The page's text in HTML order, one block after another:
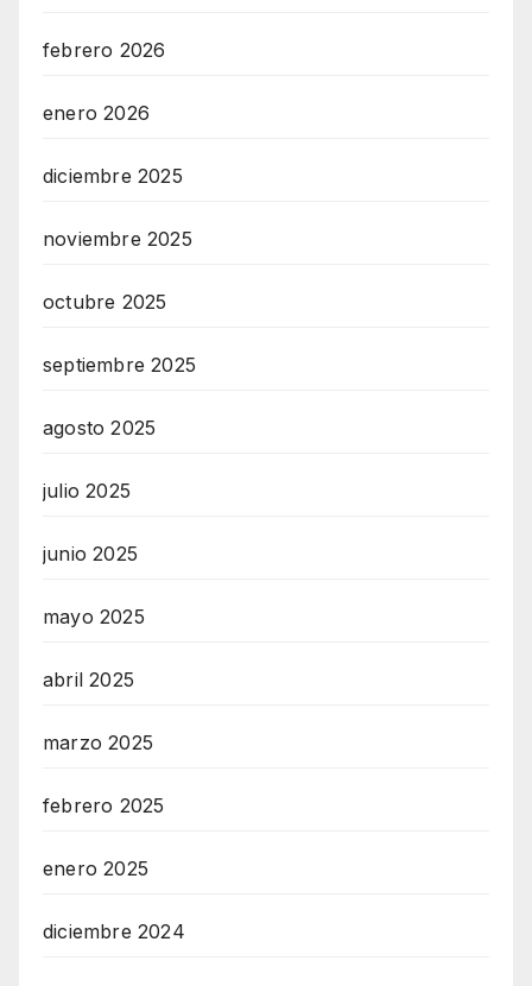
febrero 2026
enero 2026
diciembre 2025
noviembre 2025
octubre 2025
septiembre 2025
agosto 2025
julio 2025
junio 2025
mayo 2025
abril 2025
marzo 2025
febrero 2025
enero 2025
diciembre 2024